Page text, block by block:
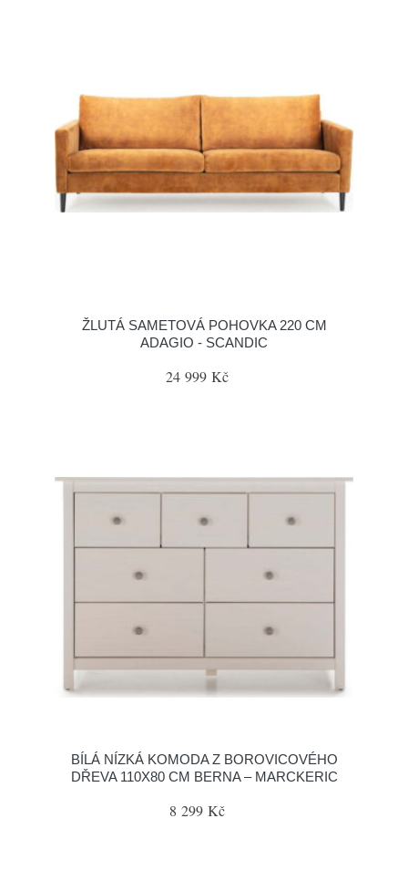
ŽLUTÁ SAMETOVÁ POHOVKA 220 CM
ADAGIO - SCANDIC
24 999 Kč
BÍLÁ NÍZKÁ KOMODA Z BOROVICOVÉHO
DŘEVA 110X80 CM BERNA – MARCKERIC
8 299 Kč